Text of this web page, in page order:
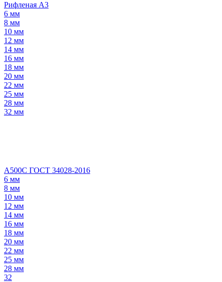
Рифленая А3
6 мм
8 мм
10 мм
12 мм
14 мм
16 мм
18 мм
20 мм
22 мм
25 мм
28 мм
32 мм
А500С ГОСТ 34028-2016
6 мм
8 мм
10 мм
12 мм
14 мм
16 мм
18 мм
20 мм
22 мм
25 мм
28 мм
32